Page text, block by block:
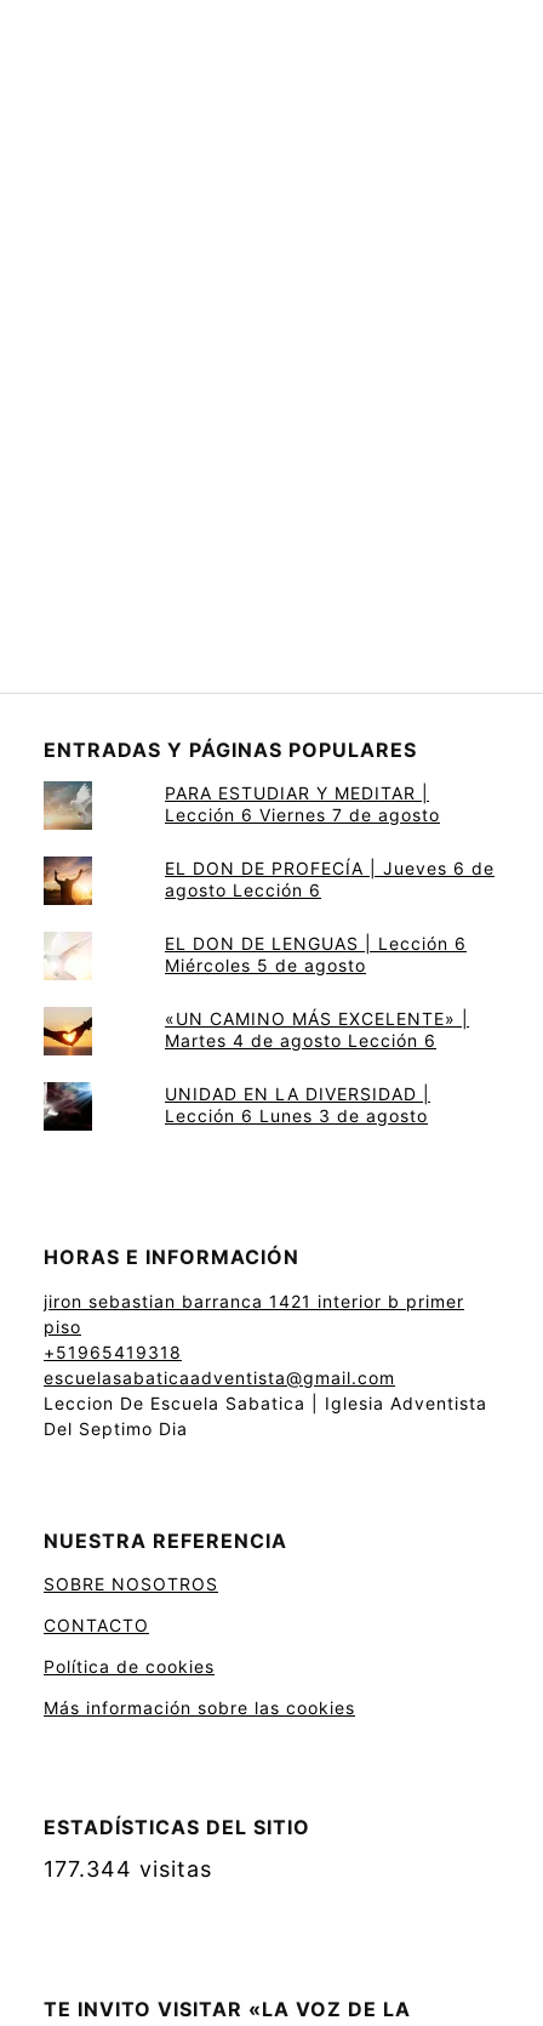
ENTRADAS Y PÁGINAS POPULARES
PARA ESTUDIAR Y MEDITAR |
Lección 6 Viernes 7 de agosto
EL DON DE PROFECÍA | Jueves 6 de
agosto Lección 6
EL DON DE LENGUAS | Lección 6
Miércoles 5 de agosto
«UN CAMINO MÁS EXCELENTE» |
Martes 4 de agosto Lección 6
UNIDAD EN LA DIVERSIDAD |
Lección 6 Lunes 3 de agosto
HORAS E INFORMACIÓN
jiron sebastian barranca 1421 interior b primer
piso
+51965419318
escuelasabaticaadventista@gmail.com
Leccion De Escuela Sabatica | Iglesia Adventista
Del Septimo Dia
NUESTRA REFERENCIA
SOBRE NOSOTROS
CONTACTO
Política de cookies
Más información sobre las cookies
ESTADÍSTICAS DEL SITIO
177.344 visitas
TE INVITO VISITAR «LA VOZ DE LA